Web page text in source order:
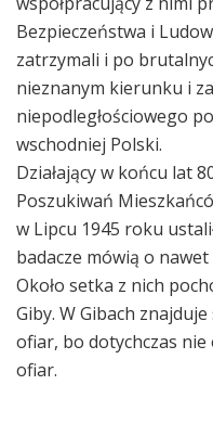
Bezpieczeństwa i
zatrzymali i po
nieznanym kierunku i
niepodległościowego
wschodniej Polski.
Działający w końcu lat
Poszukiwań
w Lipcu 1945 roku
badacze mówią o
Około setka z nich
Giby. W Gibach
ofiar, bo dotychczas
ofiar.